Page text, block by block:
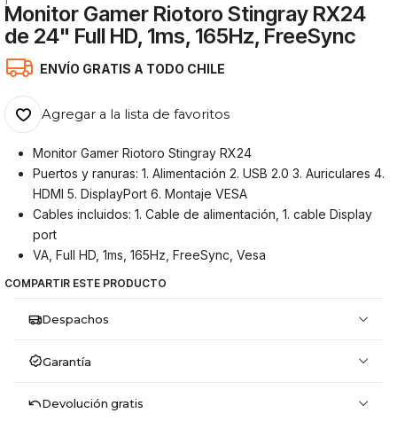
Monitor Gamer Riotoro Stingray RX24
de 24" Full HD, 1ms, 165Hz, FreeSync
ENVÍO GRATIS A TODO CHILE
Agregar a la lista de favoritos
Monitor Gamer Riotoro Stingray RX24
Puertos y ranuras: 1. Alimentación 2. USB 2.0 3. Auriculares 4.
HDMI 5. DisplayPort 6. Montaje VESA
Cables incluidos: 1. Cable de alimentación, 1. cable Display
port
VA, Full HD, 1ms, 165Hz, FreeSync, Vesa
COMPARTIR ESTE PRODUCTO
Despachos
Garantía
Devolución gratis